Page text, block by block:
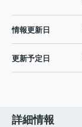
情報更新日
更新予定日
詳細情報